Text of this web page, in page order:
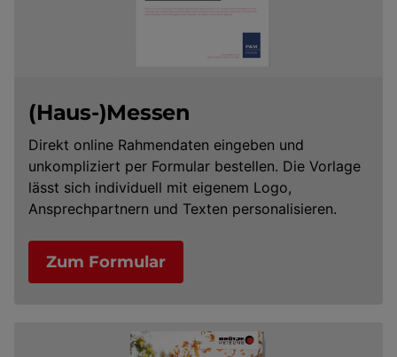
(Haus-)Messen
Direkt online Rahmendaten eingeben und
unkompliziert per Formular bestellen. Die Vorlage
lässt sich individuell mit eigenem Logo,
Ansprechpartnern und Texten personalisieren.
Zum Formular